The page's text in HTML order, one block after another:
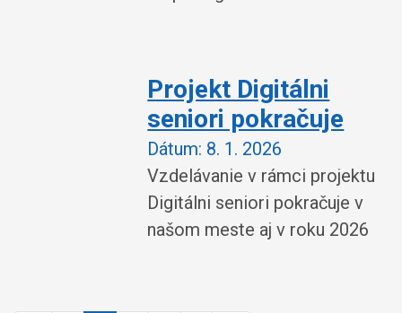
Projekt Digitálni
seniori pokračuje
Dátum: 8. 1. 2026
Vzdelávanie v rámci projektu
Digitálni seniori pokračuje v
našom meste aj v roku 2026